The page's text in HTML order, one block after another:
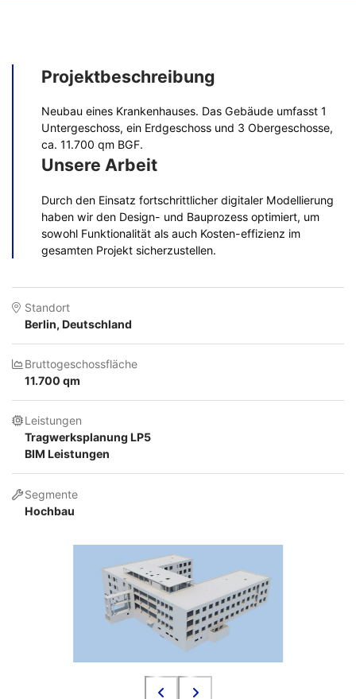
Projektbeschreibung
Neubau eines Krankenhauses. Das Gebäude umfasst 1
Untergeschoss, ein Erdgeschoss und 3 Obergeschosse,
ca. 11.700 qm BGF.
Unsere Arbeit
Durch den Einsatz fortschrittlicher digitaler Modellierung
haben wir den Design- und Bauprozess optimiert, um
sowohl Funktionalität als auch Kosten-effizienz im
gesamten Projekt sicherzustellen.
Standort
Berlin, Deutschland
Bruttogeschossfläche
11.700 qm
Leistungen
Tragwerksplanung LP5
BIM Leistungen
Segmente
Hochbau